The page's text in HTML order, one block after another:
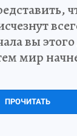
вы
мир
ПРОЧИТАТЬ